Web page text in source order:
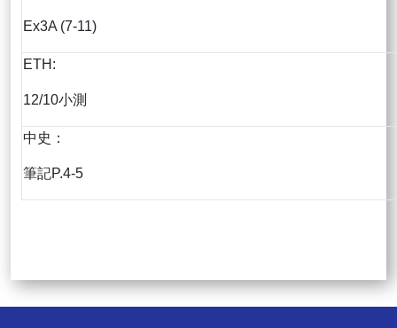
Ex3A (7-11)
ETH:
12/10小測
中史：
筆記P.4-5